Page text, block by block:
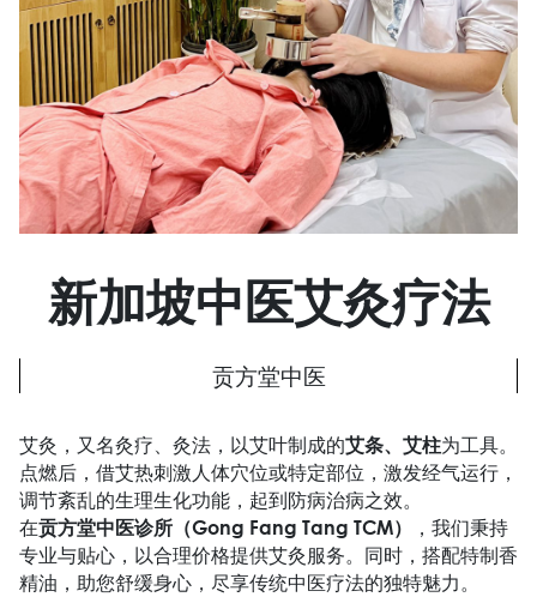
新加坡中医艾灸疗法
贡方堂中医
艾灸，又名灸疗、灸法，以艾叶制成的艾条、艾柱为工具。
点燃后，借艾热刺激人体穴位或特定部位，激发经气运行，
调节紊乱的生理生化功能，起到防病治病之效。
在贡方堂中医诊所（Gong Fang Tang TCM）
，我们秉持
专业与贴心，以合理价格提供艾灸服务。同时，搭配特制香
精油，助您舒缓身心，尽享传统中医疗法的独特魅力。